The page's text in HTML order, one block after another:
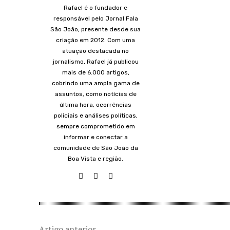
Rafael é o fundador e
responsável pelo Jornal Fala
São João, presente desde sua
criação em 2012. Com uma
atuação destacada no
jornalismo, Rafael já publicou
mais de 6.000 artigos,
cobrindo uma ampla gama de
assuntos, como notícias de
última hora, ocorrências
policiais e análises políticas,
sempre comprometido em
informar e conectar a
comunidade de São João da
Boa Vista e região.